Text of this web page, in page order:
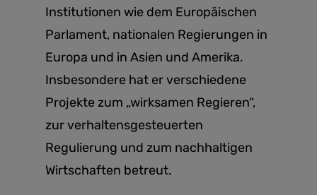
Institutionen wie dem Europäischen
Parlament, nationalen Regierungen in
Europa und in Asien und Amerika.
Insbesondere hat er verschiedene
Projekte zum „wirksamen Regieren“,
zur verhaltensgesteuerten
Regulierung und zum nachhaltigen
Wirtschaften betreut.